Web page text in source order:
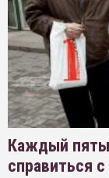
Каждый
справиться